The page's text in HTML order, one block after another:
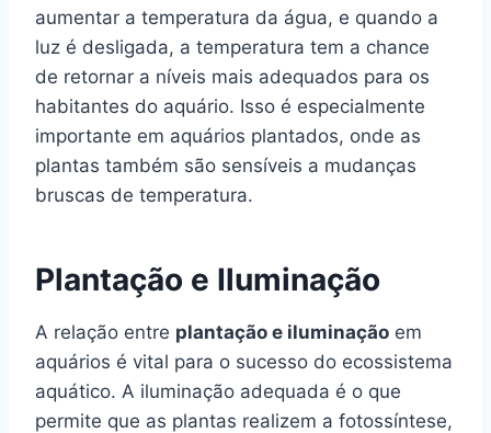
aumentar a temperatura da água, e quando a
luz é desligada, a temperatura tem a chance
de retornar a níveis mais adequados para os
habitantes do aquário. Isso é especialmente
importante em aquários plantados, onde as
plantas também são sensíveis a mudanças
bruscas de temperatura.
Plantação e Iluminação
A relação entre plantação e iluminação em
aquários é vital para o sucesso do ecossistema
aquático. A iluminação adequada é o que
permite que as plantas realizem a fotossíntese,